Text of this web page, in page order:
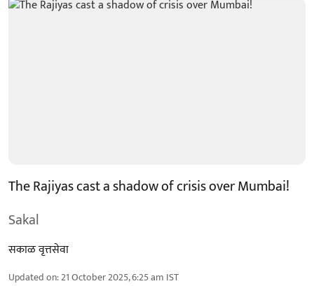
The Rajiyas cast a shadow of crisis over Mumbai!
Sakal
सकाळ वृत्तसेवा
Updated on:21 October 2025, 6:25 am IST